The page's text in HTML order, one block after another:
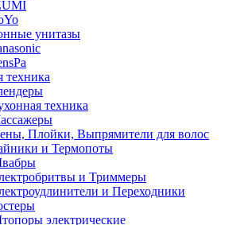
унитазы
техника
техника
Плойки, Выпрямители для волос
и Термопоты
и Триммеры
и Переходники
электрические